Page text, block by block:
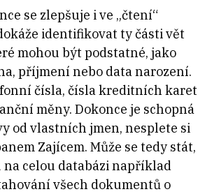
se zlepšuje i ve „čtení“
identifikovat ty části vět
mohou být podstatné, jako
příjmení nebo data narození.
čísla, čísla kreditních karet
měny. Dokonce je schopná
od vlastních jmen, nesplete si
Zajícem. Může se tedy stát,
na celou databázi například
všech dokumentů o